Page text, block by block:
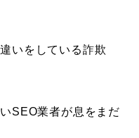
いをしている詐欺
SEO業者が息をまだ